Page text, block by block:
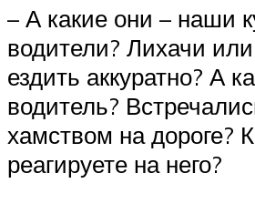
– А какие они – наши
водители? Лихачи
ездить аккуратно? А
водитель?
хамством на дороге?
реагируете на него?